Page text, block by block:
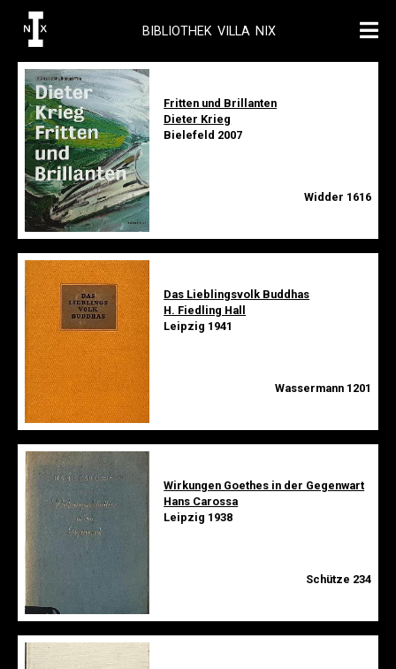
BIBLIOTHEK VILLA NIX
Fritten und Brillanten
Dieter Krieg
Bielefeld 2007
Widder 1616
Das Lieblingsvolk Buddhas
H. Fiedling Hall
Leipzig 1941
Wassermann 1201
Wirkungen Goethes in der Gegenwart
Hans Carossa
Leipzig 1938
Schütze 234